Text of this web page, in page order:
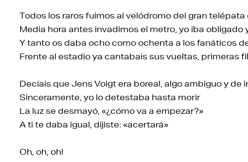
Todos los raros fuimos al velódromo del gran telépata
Media hora antes invadimos el metro, yo iba obligado
Y tanto os daba ocho como ochenta a los fanáticos
Frente al estadio ya cantabais sus vueltas, primeras
Decíais que Jens Voigt era boreal, algo ambiguo y de
Sinceramente, yo lo detestaba hasta morir
La luz se desmayó, «¿cómo va a empezar?»
A ti te daba igual, dijiste: «acertará»
Oh, oh, oh!